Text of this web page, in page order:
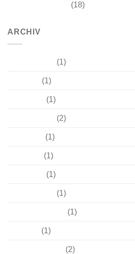
(18)
ARCHIV
(1)
(1)
(1)
(2)
(1)
(1)
(1)
(1)
(1)
(1)
(2)